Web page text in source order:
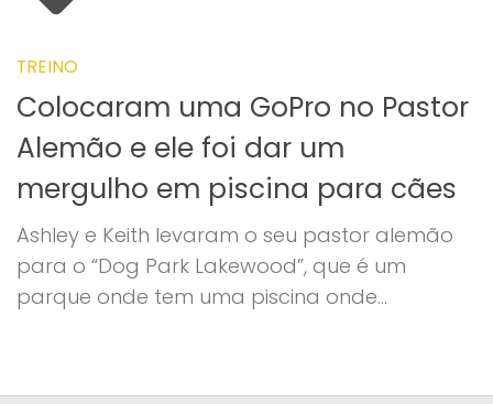
TREINO
Colocaram uma GoPro no Pastor
Alemão e ele foi dar um
mergulho em piscina para cães
Ashley e Keith levaram o seu pastor alemão
para o “Dog Park Lakewood”, que é um
parque onde tem uma piscina onde...